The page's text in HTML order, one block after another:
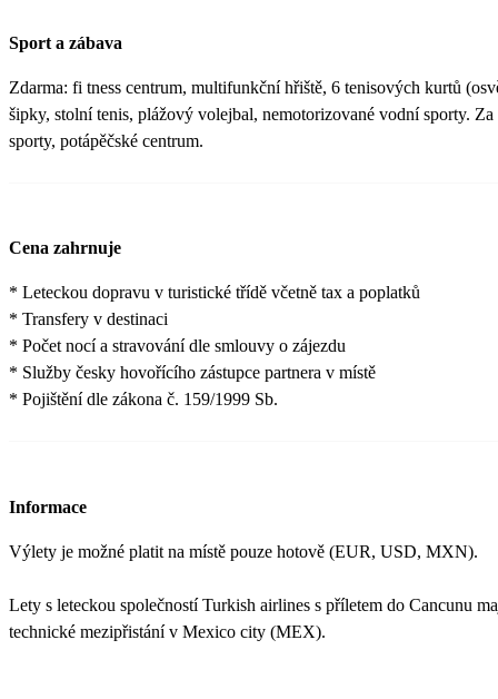
Sport a zábava
Zdarma: fi tness centrum, multifunkční hřiště, 6 tenisových kurtů
šipky, stolní tenis, plážový volejbal, nemotorizované vodní sporty.
sporty, potápěčské centrum.
Cena zahrnuje
* Leteckou dopravu v turistické třídě včetně tax a poplatků
* Transfery v destinaci
* Počet nocí a stravování dle smlouvy o zájezdu
* Služby česky hovořícího zástupce partnera v místě
* Pojištění dle zákona č. 159/1999 Sb.
Informace
Výlety je možné platit na místě pouze hotově (EUR, USD, MXN).
Lety s leteckou společností Turkish airlines s příletem do Cancunu
technické mezipřistání v Mexico city (MEX).